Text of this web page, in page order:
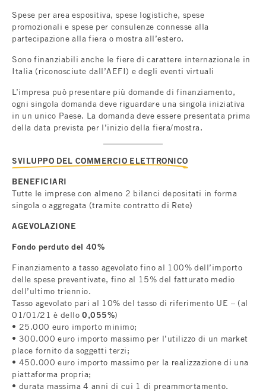
Spese per area espositiva, spese logistiche, spese
promozionali e spese per consulenze connesse alla
partecipazione alla fiera o mostra all’estero.
Sono finanziabili anche le fiere di carattere internazionale in
Italia (riconosciute dall’AEFI) e degli eventi virtuali
L’impresa può presentare più domande di finanziamento,
ogni singola domanda deve riguardare una singola iniziativa
in un unico Paese. La domanda deve essere presentata prima
della data prevista per l’inizio della fiera/mostra.
SVILUPPO DEL COMMERCIO ELETTRONICO
BENEFICIARI
Tutte le imprese con almeno 2 bilanci depositati in forma
singola o aggregata (tramite contratto di Rete)
AGEVOLAZIONE
Fondo perduto del 40%
Finanziamento a tasso agevolato fino al 100% dell’importo
delle spese preventivate, fino al 15% del fatturato medio
dell’ultimo triennio.
Tasso agevolato pari al 10% del tasso di riferimento UE – (al
01/01/21 è dello0,055%)
• 25.000 euro importo minimo;
• 300.000 euro importo massimo per l’utilizzo di un market
place fornito da soggetti terzi;
• 450.000 euro importo massimo per la realizzazione di una
piattaforma propria;
• durata massima 4 anni di cui 1 di preammortamento.